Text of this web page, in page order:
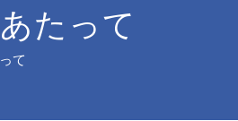
ョ
ン
を
たって
て